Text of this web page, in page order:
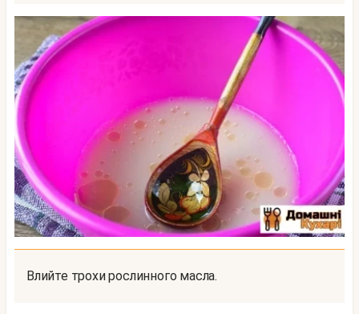
Влийте трохи рослинного масла.